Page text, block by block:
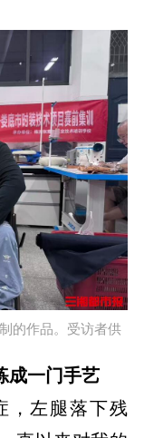
的作品。受访者供
成一门手艺
，左腿落下残